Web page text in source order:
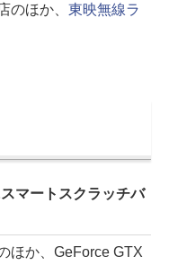
のほか、 東映無線ラ
マートスクラッチバ
ほか、GeForce GTX